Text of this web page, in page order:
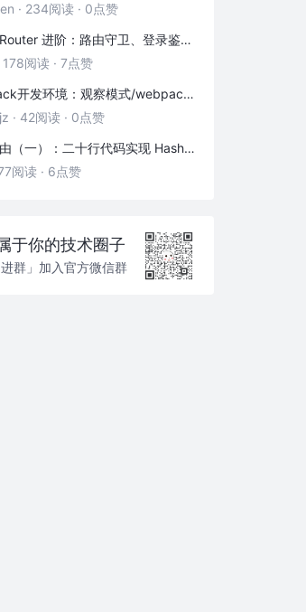
· 234阅读 · 0点赞
React Router 进阶：路由守卫、登录鉴权与状态传递
178阅读 · 7点赞
Webpack开发环境：观察模式/webpack-dev-server/HMR热更新
· 42阅读 · 0点赞
前端路由（一）：二十行代码实现 Hash 路由
阅读 · 6点赞
于你的技术圈子
群」加入官方微信群